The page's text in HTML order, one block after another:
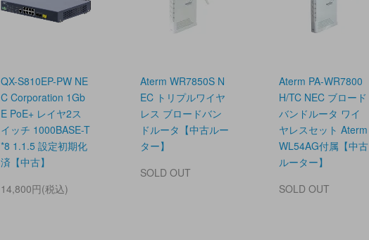
QX-S810EP-PW NE
C Corporation 1Gb
E PoE+ レイヤ2ス
イッチ 1000BASE-T
*8 1.1.5 設定初期化
済【中古】
14,800円(税込)
Aterm WR7850S N
EC トリプルワイヤ
レス ブロードバン
ドルータ【中古ルー
ター】
SOLD OUT
Aterm PA-WR7800
H/TC NEC ブロード
バンドルータ ワイ
ヤレスセット Aterm
WL54AG付属【中古
ルーター】
SOLD OUT